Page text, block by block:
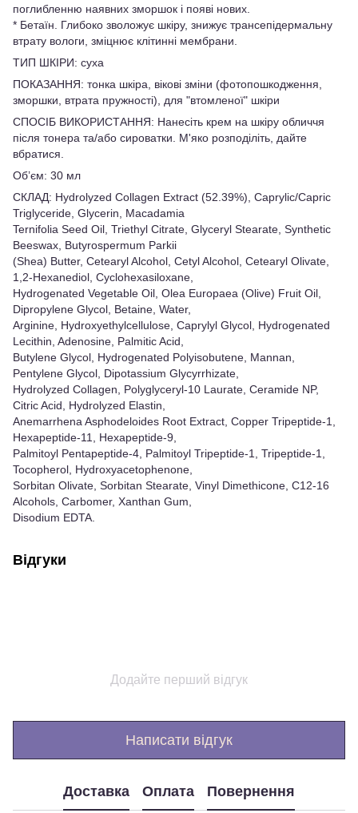
поглибленню наявних зморшок і появі нових.
* Бетаїн. Глибоко зволожує шкіру, знижує трансепідермальну
втрату вологи, зміцнює клітинні мембрани.
ТИП ШКІРИ: суха
ПОКАЗАННЯ: тонка шкіра, вікові зміни (фотопошкодження,
зморшки, втрата пружності), для "втомленої" шкіри
СПОСІБ ВИКОРИСТАННЯ: Нанесіть крем на шкіру обличчя
після тонера та/або сироватки. М'яко розподіліть, дайте
вбратися.
Об’єм: 30 мл
СКЛАД: Hydrolyzed Collagen Extract (52.39%), Caprylic/Capric
Triglyceride, Glycerin, Macadamia
Ternifolia Seed Oil, Triethyl Citrate, Glyceryl Stearate, Synthetic
Beeswax, Butyrospermum Parkii
(Shea) Butter, Cetearyl Alcohol, Cetyl Alcohol, Cetearyl Olivate,
1,2-Hexanediol, Cyclohexasiloxane,
Hydrogenated Vegetable Oil, Olea Europaea (Olive) Fruit Oil,
Dipropylene Glycol, Betaine, Water,
Arginine, Hydroxyethylcellulose, Caprylyl Glycol, Hydrogenated
Lecithin, Adenosine, Palmitic Acid,
Butylene Glycol, Hydrogenated Polyisobutene, Mannan,
Pentylene Glycol, Dipotassium Glycyrrhizate,
Hydrolyzed Collagen, Polyglyceryl-10 Laurate, Ceramide NP,
Citric Acid, Hydrolyzed Elastin,
Anemarrhena Asphodeloides Root Extract, Copper Tripeptide-1,
Hexapeptide-11, Hexapeptide-9,
Palmitoyl Pentapeptide-4, Palmitoyl Tripeptide-1, Tripeptide-1,
Tocopherol, Hydroxyacetophenone,
Sorbitan Olivate, Sorbitan Stearate, Vinyl Dimethicone, C12-16
Alcohols, Carbomer, Xanthan Gum,
Disodium EDTA.
Відгуки
Додайте перший відгук
Написати відгук
Доставка Оплата Повернення